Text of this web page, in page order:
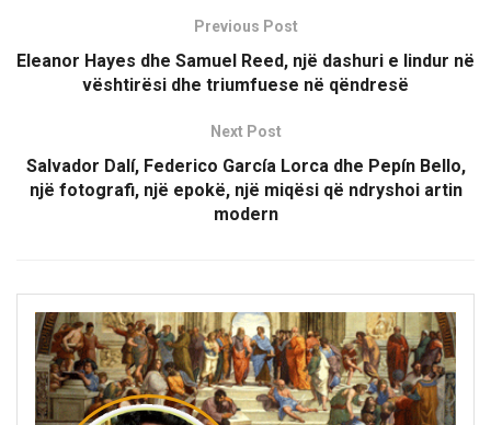
Previous Post
Eleanor Hayes dhe Samuel Reed, një dashuri e lindur në
vështirësi dhe triumfuese në qëndresë
Next Post
Salvador Dalí, Federico García Lorca dhe Pepín Bello,
një fotografi, një epokë, një miqësi që ndryshoi artin
modern